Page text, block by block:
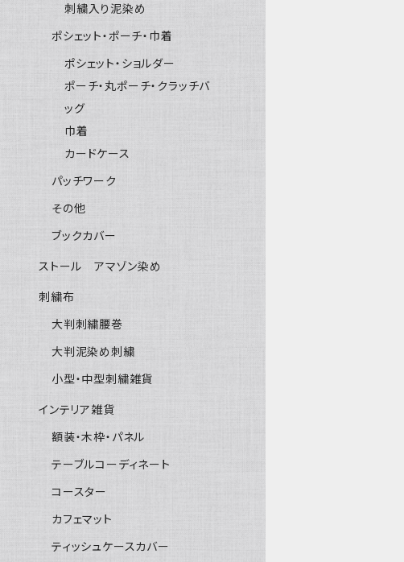
刺繍入り泥染め
ポシェット・ポーチ・巾着
ポシェット・ショルダー
ポーチ・丸ポーチ・クラッチバ
ッグ
巾着
カードケース
パッチワーク
その他
ブックカバー
ストール アマゾン染め
刺繍布
大判刺繍腰巻
大判泥染め刺繍
小型・中型刺繍雑貨
インテリア雑貨
額装・木枠・パネル
テーブルコーディネート
コースター
カフェマット
ティッシュケースカバー